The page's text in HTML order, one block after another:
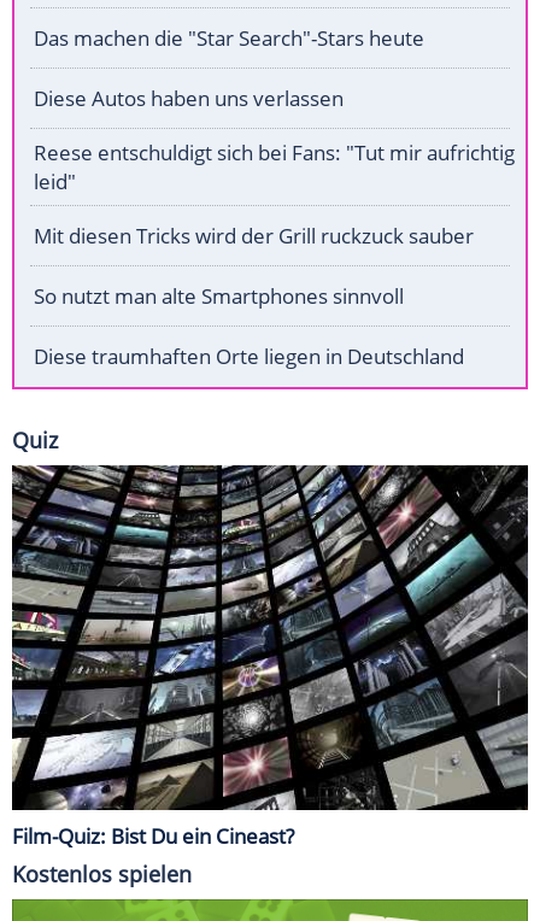
Das machen die "Star Search"-Stars heute
Diese Autos haben uns verlassen
Reese entschuldigt sich bei Fans: "Tut mir aufrichtig
leid"
Mit diesen Tricks wird der Grill ruckzuck sauber
So nutzt man alte Smartphones sinnvoll
Diese traumhaften Orte liegen in Deutschland
Quiz
Film-Quiz: Bist Du ein Cineast?
Kostenlos spielen